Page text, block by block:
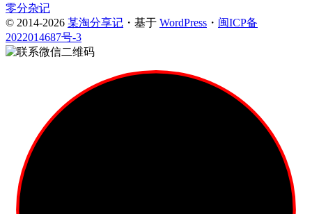
零分杂记
© 2014-2026 某淘分享记 ・基于 WordPress ・ 闽ICP备
2022014687号-3